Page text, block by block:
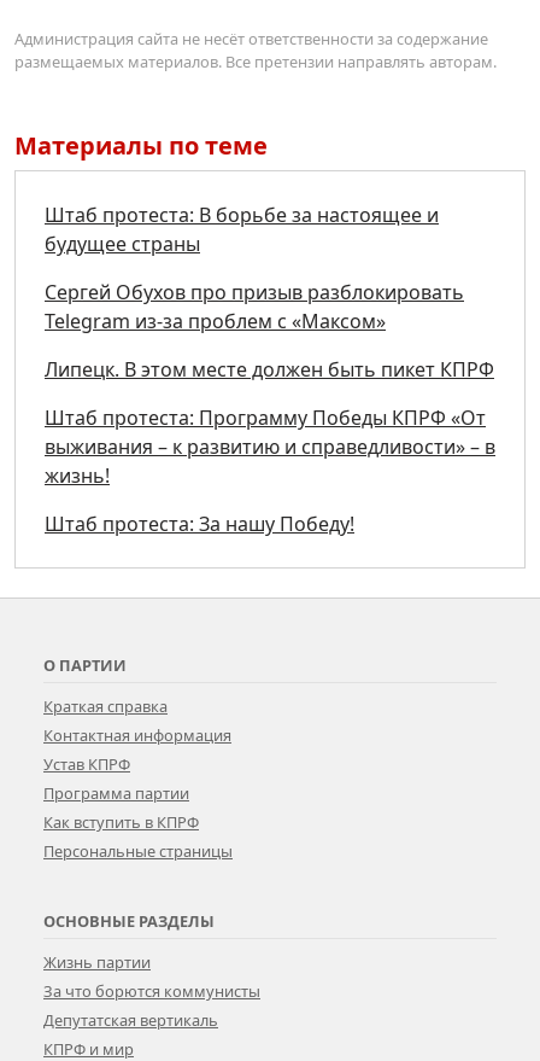
Администрация сайта не несёт ответственности за содержание
размещаемых материалов. Все претензии направлять авторам.
Материалы по теме
Штаб протеста: В борьбе за настоящее и
будущее страны
Сергей Обухов про призыв разблокировать
Telegram из-за проблем с «Максом»
Липецк. В этом месте должен быть пикет КПРФ
Штаб протеста: Программу Победы КПРФ «От
выживания – к развитию и справедливости» – в
жизнь!
Штаб протеста: За нашу Победу!
О ПАРТИИ
Краткая справка
Контактная информация
Устав КПРФ
Программа партии
Как вступить в КПРФ
Персональные страницы
ОСНОВНЫЕ РАЗДЕЛЫ
Жизнь партии
За что борются коммунисты
Депутатская вертикаль
КПРФ и мир